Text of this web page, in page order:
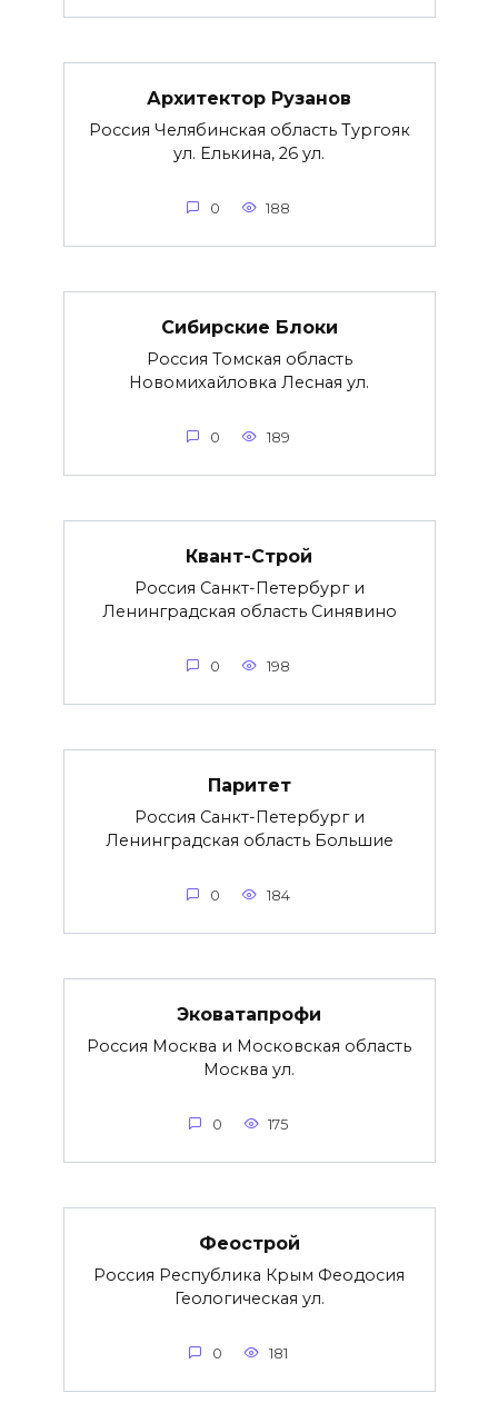
Архитектор Рузанов
Россия Челябинская область Тургояк
ул. Елькина, 26 ул.
0 188
Сибирские Блоки
Россия Томская область
Новомихайловка Лесная ул.
0 189
Квант-Строй
Россия Санкт-Петербург и
Ленинградская область Синявино
0 198
Паритет
Россия Санкт-Петербург и
Ленинградская область Большие
0 184
Эковатапрофи
Россия Москва и Московская область
Москва ул.
0 175
Феострой
Россия Республика Крым Феодосия
Геологическая ул.
0 181